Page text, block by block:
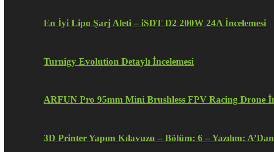
En İyi Lipo Şarj Aleti – iSDT D2 200W 24A İncelemesi
Turnigy Evolution Detaylı İncelemesi
ARFUN Pro 95mm Mini Brushless FPV Racing Drone
3D Printer Yapım Kılavuzu – Bölüm: 6 – Yazılım: